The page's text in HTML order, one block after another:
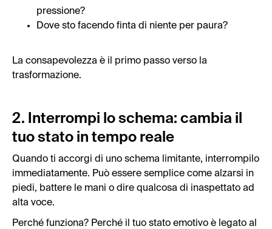
pressione?
Dove sto facendo finta di niente per paura?
La consapevolezza è il primo passo verso la
trasformazione.
2. Interrompi lo schema: cambia il
tuo stato in tempo reale
Quando ti accorgi di uno schema limitante, interrompilo
immediatamente. Può essere semplice come alzarsi in
piedi, battere le mani o dire qualcosa di inaspettato ad
alta voce.
Perché funziona? Perché il tuo stato emotivo è legato al